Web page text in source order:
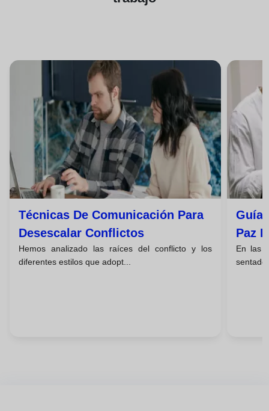
Técnicas De Comunicación Para
Desescalar Conflictos
Hemos analizado las raíces del conflicto y los
diferentes estilos que adopt...
Guía
Paz
En las
sentado